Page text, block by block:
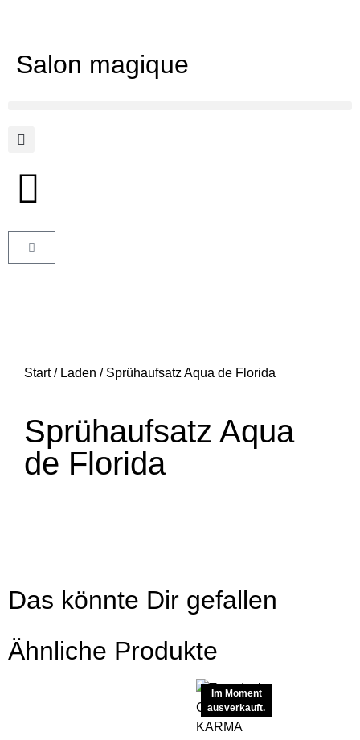
Salon magique
Start/ Laden / Sprühaufsatz Aqua de Florida
Sprühaufsatz Aqua
de Florida
Das könnte Dir gefallen
Ähnliche Produkte
Im Moment
ausverkauft.